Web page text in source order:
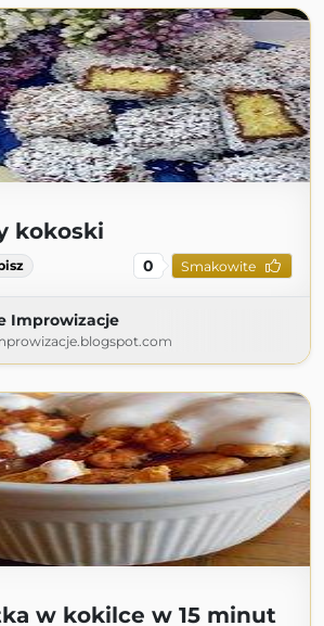
kokoski
0 Smakowite
Improwizacje
w kokilce w 15 minut